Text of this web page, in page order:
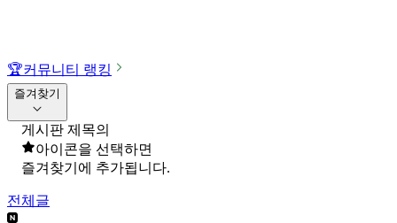
🏆커뮤니티 랭킹
즐겨찾기
게시판 제목의
아이콘을 선택하면
즐겨찾기에 추가됩니다.
전체글